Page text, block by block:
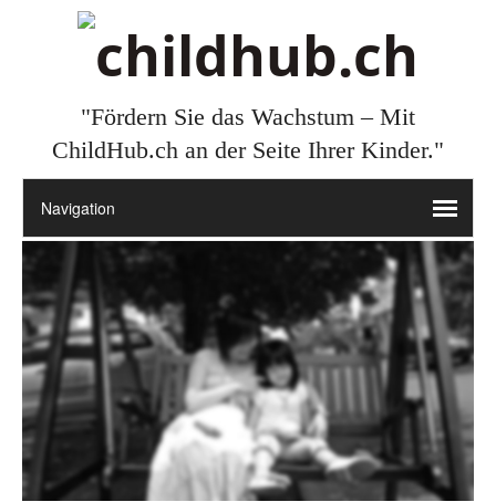
"Fördern Sie das Wachstum – Mit
ChildHub.ch an der Seite Ihrer Kinder."